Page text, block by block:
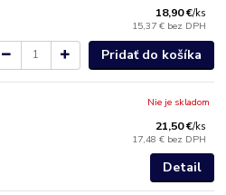
18,90 €/ks
15,37 € bez DPH
Pridať do košíka
21,50 €/ks
17,48 € bez DPH
Nie je skladom
Detail